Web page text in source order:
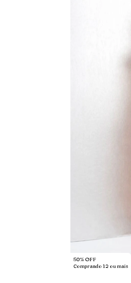
50% OFF
Comprando 12 ou mais